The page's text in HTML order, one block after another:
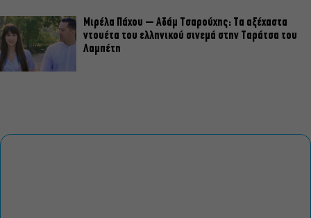
Μιρέλα Πάχου – Αδάμ Τσαρούχης: Τα αξέχαστα
ντουέτα του ελληνικού σινεμά στην Ταράτσα του
Λαμπέτη